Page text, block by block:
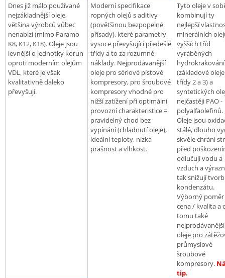
Dnes již málo používané
nejzákladnější oleje,
většina výrobců vůbec
nenabízí (mimo Paramo
K8, K12, K18). Oleje jsou
levnější o jednotky korun
oproti moderním olejům
VDL, které je však
kvalitativně daleko
převyšují.
Moderní specifikace
ropných olejů s aditivy
(povětšinou bezpopelné
přísady), které parametry
vysoce převyšující předešlé
třídy a to za rozumné
náklady. Nejprodávanější
oleje pro sériové pístové
kompresory, pro šroubové
kompresory vhodné pro
nižší zatížení při optimální
provozní charakteristice =
pravidelný chod bez
vypínání (chladnutí oleje),
ideální teploty, nízká
prašnost a vlhkost.
Tyto oleje v
kombinují ty
nejlepší
minerálních
vyšších tříd
vyráběných
(základové oleje
třídy 2 a 3) a
syntetických
nejčastěji PAO -
polyalfaolefinů.
Oleje jsou
stálé, dlouho
skvěle chrání
před
odlučují vodu a
vzduch a
tak snižují
kondenzátu.
Výborný poměr
cena / kvalita a
tomu také
nejprodávanější
oleje pro
průmyslové
šroubové
kompresory.
tip.